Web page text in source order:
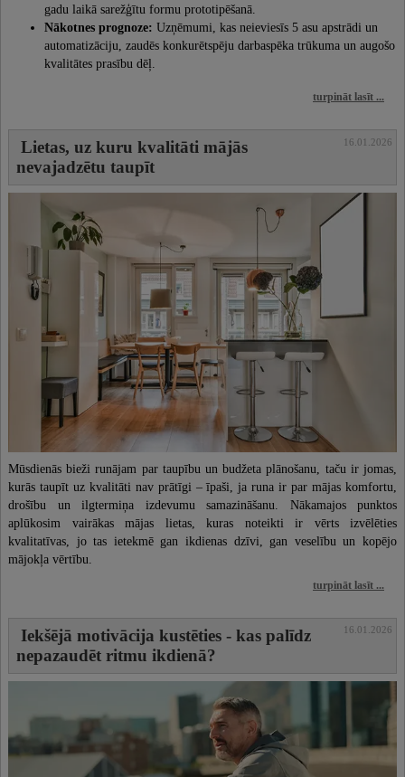
gadu laikā sarežģītu formu prototipēšanā.
Nākotnes prognoze: Uzņēmumi, kas neieviesīs 5 asu apstrādi un
automatizāciju, zaudēs konkurētspēju darbaspēka trūkuma un augošo
kvalitātes prasību dēļ.
turpināt lasīt ...
Lietas, uz kuru kvalitāti mājās
nevajadzētu taupīt
16.01.2026
Mūsdienās bieži runājam par taupību un budžeta plānošanu, taču ir jomas,
kurās taupīt uz kvalitāti nav prātīgi – īpaši, ja runa ir par mājas komfortu,
drošību un ilgtermiņa izdevumu samazināšanu. Nākamajos punktos
aplūkosim vairākas mājas lietas, kuras noteikti ir vērts izvēlēties
kvalitatīvas, jo tas ietekmē gan ikdienas dzīvi, gan veselību un kopējo
mājokļa vērtību.
turpināt lasīt ...
Iekšējā motivācija kustēties - kas palīdz
nepazaudēt ritmu ikdienā?
16.01.2026